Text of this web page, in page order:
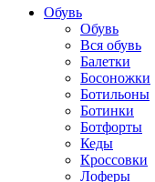
Обувь
Обувь
Вся обувь
Балетки
Босоножки
Ботильоны
Ботинки
Ботфорты
Кеды
Кроссовки
Лоферы